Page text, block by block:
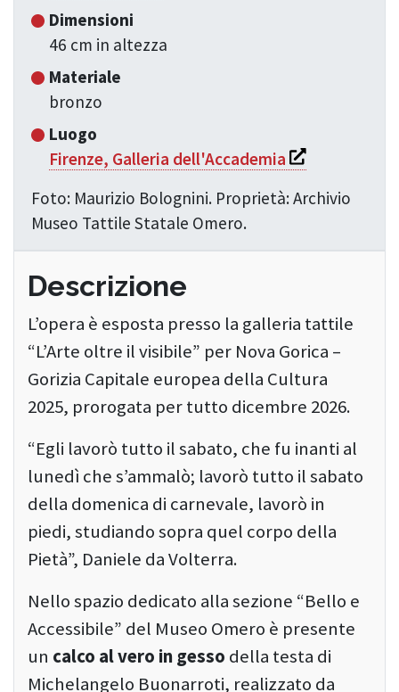
Dimensioni
46 cm in altezza
Materiale
bronzo
Luogo
Firenze, Galleria dell'Accademia Si apre in una
Foto: Maurizio Bolognini. Proprietà: Archivio
Museo Tattile Statale Omero.
Descrizione
L’opera è esposta presso la galleria tattile
“L’Arte oltre il visibile” per Nova Gorica –
Gorizia Capitale europea della Cultura
2025, prorogata per tutto dicembre 2026.
“Egli lavorò tutto il sabato, che fu inanti al
lunedì che s’ammalò; lavorò tutto il sabato
della domenica di carnevale, lavorò in
piedi, studiando sopra quel corpo della
Pietà”, Daniele da Volterra.
Nello spazio dedicato alla sezione “Bello e
Accessibile” del Museo Omero è presente
un calco al vero in gesso della testa di
Michelangelo Buonarroti, realizzato da